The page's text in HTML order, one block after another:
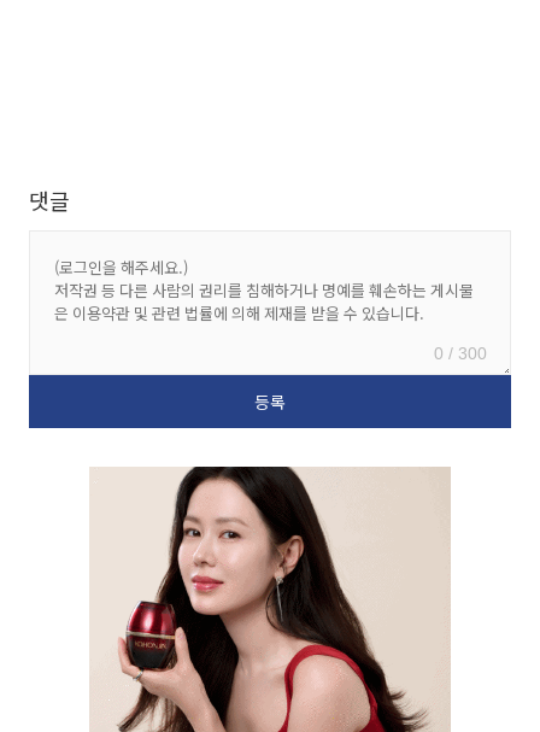
댓글
0 / 300